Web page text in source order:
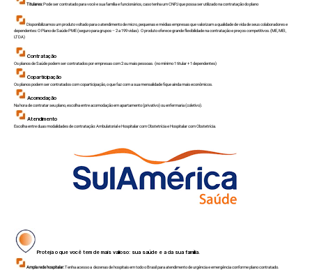
Titulares:Pode ser contratado para você e sua família e funcionários, caso tenha um CNPJ que possa ser utilizado na contratação do plano
Disponibilizamos um produto voltado para o atendimento de micro, pequenas e médias empresas que valorizam a qualidade de vida de seus colaboradores e
dependentes: O Plano de Saúde PME (seguro para grupos – 2 a 199 vidas). O produto oferece grande flexibilidade na contratação e preços competitivos.(ME, MEI,
LTDA)
Contratação
Os planos de Saúde podem ser contratados por empresas com 2 ou mais pessoas. (no mínimo 1 titular + 1 dependentes)
Coparticipação
Os planos podem ser contratados com coparticipação, o que faz com a sua mensalidade fique ainda mais econômicos.
Acomodação
Na hora de contratar seu plano, escolha entre acomodação em apartamento (privativo) ou enfermaria (coletivo).
Atendimento
Escolha entre duas modalidades de contratação: Ambulatorial e Hospitalar com Obstetrícia e Hospitalar com Obstetrícia.
Proteja o que você tem de mais valioso: sua saúde e a da sua família.
Ampla rede hospitalar:Tenha acesso a dezenas de hospitais em todo o Brasil para atendimento de urgência e emergência conforme plano contratado.